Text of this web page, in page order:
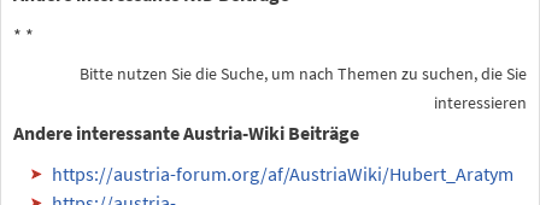
* *
Bitte nutzen Sie die Suche, um nach Themen zu suchen, die Sie
interessieren
Andere interessante Austria-Wiki Beiträge
https://austria-forum.org/af/AustriaWiki/Hubert_Aratym